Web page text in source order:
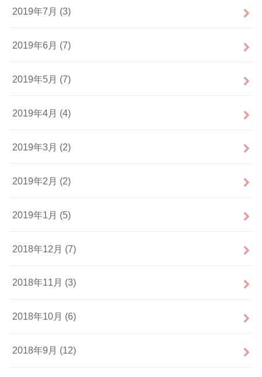
2019年7月 (3)
2019年6月 (7)
2019年5月 (7)
2019年4月 (4)
2019年3月 (2)
2019年2月 (2)
2019年1月 (5)
2018年12月 (7)
2018年11月 (3)
2018年10月 (6)
2018年9月 (12)